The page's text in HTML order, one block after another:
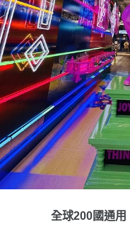
全球200國通用